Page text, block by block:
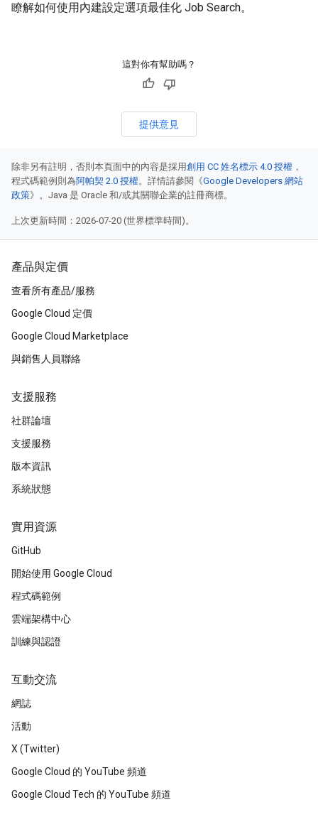
瞭解如何使用內建設定選項最佳化 Job Search。
這對你有幫助嗎？
提供意見
除非另有註明，否則本頁面中的內容是採用創用 CC 姓名標示 4.0 授權 ，
程式碼範例則為阿帕契 2.0 授權。詳情請參閱《Google Developers 網站
政策》。Java 是 Oracle 和/或其關聯企業的註冊商標。
上次更新時間：2026-07-20 (世界標準時間)。
產品與定價
查看所有產品/服務
Google Cloud 定價
Google Cloud Marketplace
與銷售人員聯絡
支援服務
社群論壇
支援服務
版本資訊
系統狀態
實用資源
GitHub
開始使用 Google Cloud
程式碼範例
雲端架構中心
訓練與認證
互動交流
網誌
活動
X (Twitter)
Google Cloud 的 YouTube 頻道
Google Cloud Tech 的 YouTube 頻道